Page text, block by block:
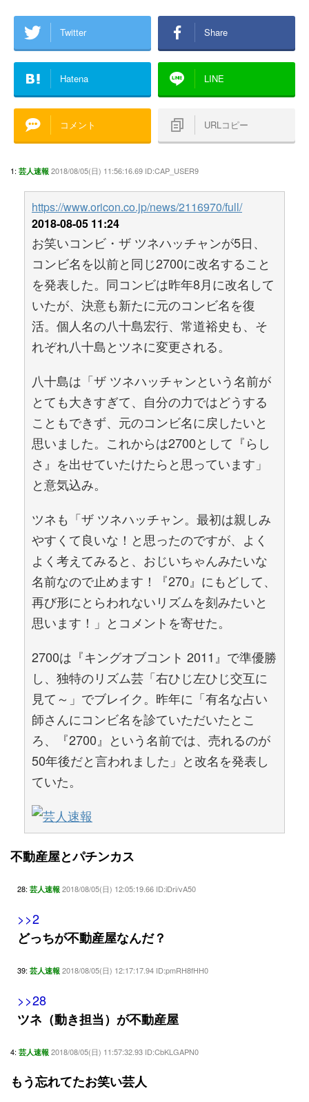
Twitter Share
Hatena LINE
コメント URLコピー
1: 芸人速報 2018/08/05(日) 11:56:16.69 ID:CAP_USER9
https://www.oricon.co.jp/news/2116970/full/
2018-08-05 11:24
お笑いコンビ・ザ ツネハッチャンが5日、
コンビ名を以前と同じ2700に改名すること
を発表した。同コンビは昨年8月に改名して
いたが、決意も新たに元のコンビ名を復
活。個人名の八十島宏行、常道裕史も、そ
れぞれ八十島とツネに変更される。
八十島は「ザ ツネハッチャンという名前が
とても大きすぎて、自分の力ではどうする
こともできず、元のコンビ名に戻したいと
思いました。これからは2700として『らし
さ』を出せていたけたらと思っています」
と意気込み。
ツネも「ザ ツネハッチャン。最初は親しみ
やすくて良いな！と思ったのですが、よく
よく考えてみると、おじいちゃんみたいな
名前なので止めます！『270』にもどして、
再び形にとらわれないリズムを刻みたいと
思います！」とコメントを寄せた。
2700は『キングオブコント 2011』で準優勝
し、独特のリズム芸「右ひじ左ひじ交互に
見て～」でブレイク。昨年に「有名な占い
師さんにコンビ名を診ていただいたとこ
ろ、『2700』という名前では、売れるのが
50年後だと言われました」と改名を発表し
ていた。
不動産屋とパチンカス
28: 芸人速報 2018/08/05(日) 12:05:19.66 ID:iDri/vA50
>>2
どっちが不動産屋なんだ？
39: 芸人速報 2018/08/05(日) 12:17:17.94 ID:pmRH8fHH0
>>28
ツネ（動き担当）が不動産屋
4: 芸人速報 2018/08/05(日) 11:57:32.93 ID:CbKLGAPN0
もう忘れてたお笑い芸人